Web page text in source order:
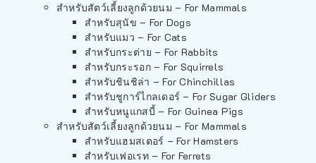
สำหรับสัตว์เลี้ยงลูกด้วยนม – For Mammals
สำหรับสุนัข – For Dogs
สำหรับแมว – For Cats
สำหรับกระต่าย – For Rabbits
สำหรับกระรอก – For Squirrels
สำหรับชินชิล่า – For Chinchillas
สำหรับชูการ์ไกลเดอร์ – For Sugar Gliders
สำหรับหนูแกสบี้ – For Guinea Pigs
สำหรับสัตว์เลี้ยงลูกด้วยนม – For Mammals
สำหรับแฮมสเตอร์ – For Hamsters
สำหรับเฟอเรท – For Ferrets